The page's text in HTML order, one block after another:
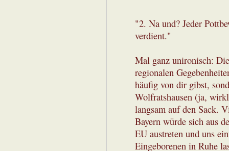
"2. Na und? Jeder
verdient."
Mal ganz unironisch:
regionalen
häufig von dir gibst,
Wolfratshausen (ja,
langsam auf den Sack.
Bayern würde sich aus
EU austreten und uns
Eingeborenen in Ruhe